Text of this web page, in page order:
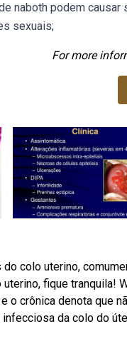
naboth podem
sexuais;
For more
colo uterino,
fique
o crônica denota que
da colo do